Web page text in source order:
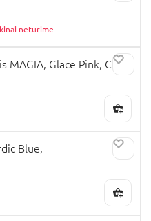
neturime
MAGIA, Glace Pink, CRL-
Blue,